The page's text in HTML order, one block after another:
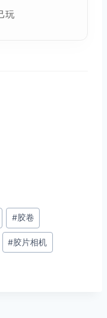
玩
#胶卷
#胶片相机